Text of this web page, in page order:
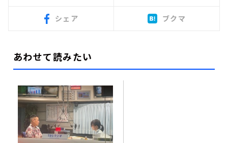
シェア ブクマ
あわせて読みたい